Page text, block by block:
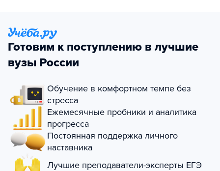
Готовим к поступлению в лучшие
вузы России
Обучение в комфортном темпе без
стресса
Ежемесячные пробники и аналитика
прогресса
Постоянная поддержка личного
наставника
Лучшие преподаватели-эксперты ЕГЭ